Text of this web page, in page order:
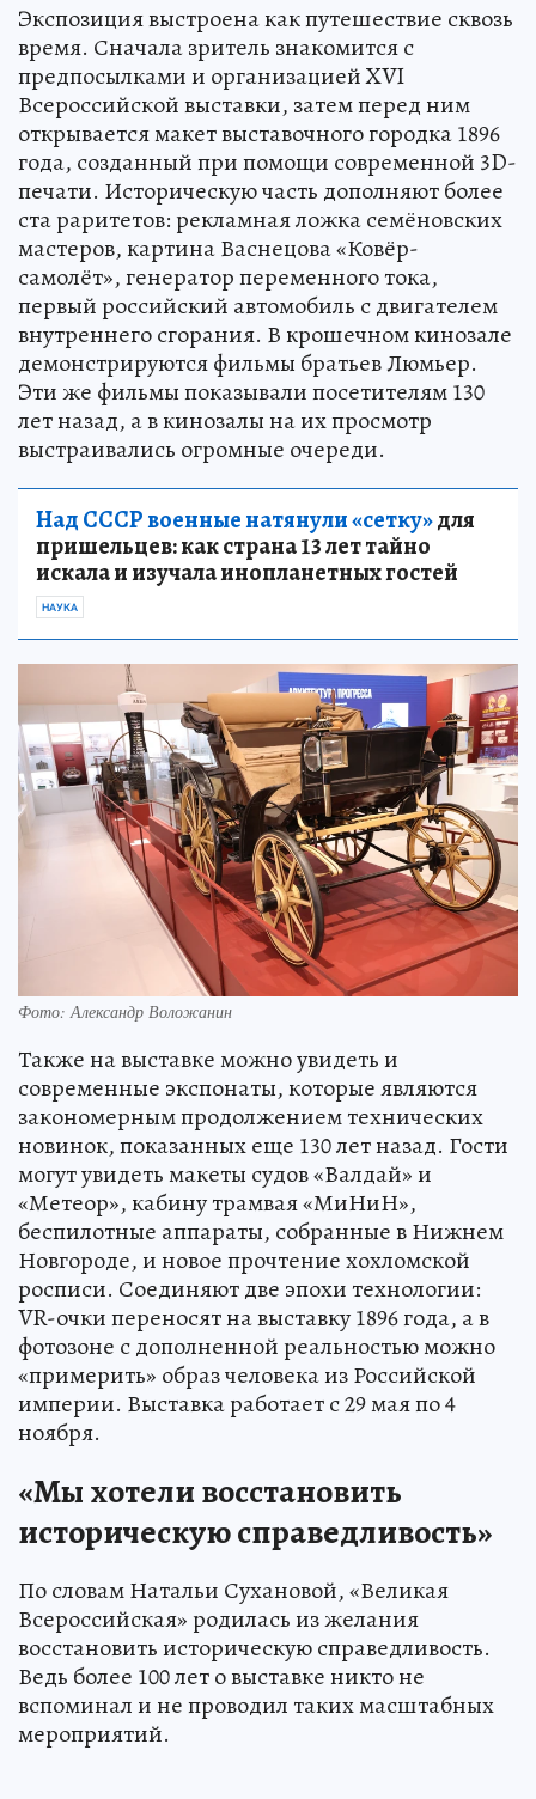
Экспозиция выстроена как путешествие сквозь
время. Сначала зритель знакомится с
предпосылками и организацией XVI
Всероссийской выставки, затем перед ним
открывается макет выставочного городка 1896
года, созданный при помощи современной 3D-
печати. Историческую часть дополняют более
ста раритетов: рекламная ложка семёновских
мастеров, картина Васнецова «Ковёр-
самолёт», генератор переменного тока,
первый российский автомобиль с двигателем
внутреннего сгорания. В крошечном кинозале
демонстрируются фильмы братьев Люмьер.
Эти же фильмы показывали посетителям 130
лет назад, а в кинозалы на их просмотр
выстраивались огромные очереди.
Над СССР военные натянули «сетку»для
пришельцев: как страна 13 лет тайно
искала и изучала инопланетных гостей
НАУКА
Фото: Александр Воложанин
Также на выставке можно увидеть и
современные экспонаты, которые являются
закономерным продолжением технических
новинок, показанных еще 130 лет назад. Гости
могут увидеть макеты судов «Валдай» и
«Метеор», кабину трамвая «МиНиН»,
беспилотные аппараты, собранные в Нижнем
Новгороде, и новое прочтение хохломской
росписи. Соединяют две эпохи технологии:
VR-очки переносят на выставку 1896 года, а в
фотозоне с дополненной реальностью можно
«примерить» образ человека из Российской
империи. Выставка работает с 29 мая по 4
ноября.
«Мы хотели восстановить
историческую справедливость»
По словам Натальи Сухановой, «Великая
Всероссийская» родилась из желания
восстановить историческую справедливость.
Ведь более 100 лет о выставке никто не
вспоминал и не проводил таких масштабных
мероприятий.